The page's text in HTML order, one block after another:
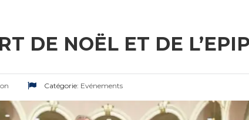
DE NOËL ET DE
Catégorie: Evénements